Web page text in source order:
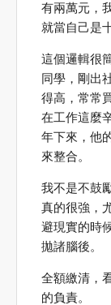
有兩萬元，
就當自己是
這個邏輯很
同學，剛出
得高，常常
在工作這麼
年下來，他
來整合。
我不是不鼓
真的很強，
避現實的時
拋諸腦後。
全額繳清，
的負責。